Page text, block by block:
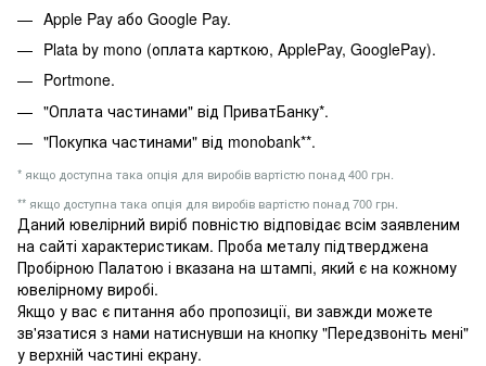
Apple Pay або Google Pay.
Plata by mono (оплата карткою, ApplePay, GooglePay).
Portmone.
"Оплата частинами" від ПриватБанку*.
"Покупка частинами" від monobank**.
* якщо доступна така опція для виробів вартістю понад 400 грн.
** якщо доступна така опція для виробів вартістю понад 700 грн.
Даний ювелірний виріб повністю відповідає всім заявленим
на сайті характеристикам. Проба металу підтверджена
Пробірною Палатою і вказана на штампі, який є на кожному
ювелірному виробі.
Якщо у вас є питання або пропозиції, ви завжди можете
зв'язатися з нами натиснувши на кнопку "Передзвоніть мені"
у верхній частині екрану.